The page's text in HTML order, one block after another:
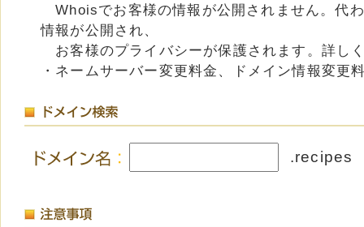
Whoisでお客様の情報が公開されません。代
情報が公開され、
お客様のプライバシーが保護されます。詳し
・ネームサーバー変更料金、ドメイン情報変更
.recipes